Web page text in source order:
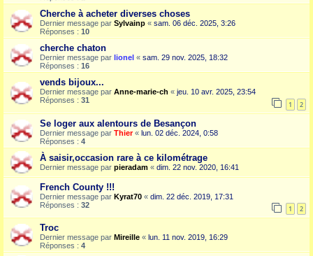
Cherche à acheter diverses choses
Dernier message par Sylvainp « sam. 06 déc. 2025, 3:26
Réponses : 10
cherche chaton
Dernier message par lionel « sam. 29 nov. 2025, 18:32
Réponses : 16
vends bijoux...
Dernier message par Anne-marie-ch « jeu. 10 avr. 2025, 23:54
Réponses : 31 1 2
Se loger aux alentours de Besançon
Dernier message par Thier« lun. 02 déc. 2024, 0:58
Réponses : 4
À saisir,occasion rare à ce kilométrage
Dernier message par pieradam « dim. 22 nov. 2020, 16:41
French County !!!
Dernier message par Kyrat70 « dim. 22 déc. 2019, 17:31
Réponses : 32 1 2
Troc
Dernier message par Mireille « lun. 11 nov. 2019, 16:29
Réponses : 4